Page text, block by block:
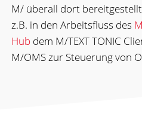
M/ überall dort
z.B. in den Arbeitsfluss des
Hub dem M/TEXT TONIC
M/OMS zur Steuerung von